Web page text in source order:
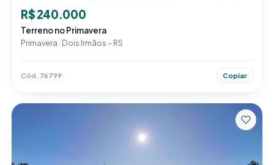
R$ 240.000
Terreno no Primavera
Primavera · Dois Irmãos – RS
Cód. 76799 Copiar